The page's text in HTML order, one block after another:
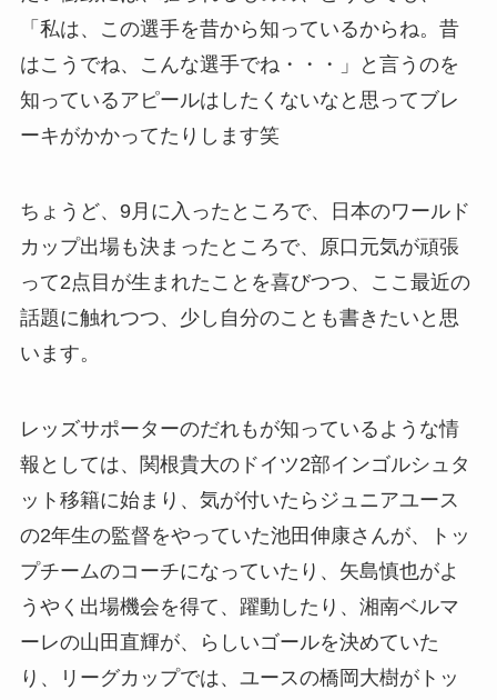
「私は、この選手を昔から知っているからね。昔
はこうでね、こんな選手でね・・・」と言うのを
知っているアピールはしたくないなと思ってブレ
ーキがかかってたりします笑
ちょうど、9月に入ったところで、日本のワールド
カップ出場も決まったところで、原口元気が頑張
って2点目が生まれたことを喜びつつ、ここ最近の
話題に触れつつ、少し自分のことも書きたいと思
います。
レッズサポーターのだれもが知っているような情
報としては、関根貴大のドイツ2部インゴルシュタ
ット移籍に始まり、気が付いたらジュニアユース
の2年生の監督をやっていた池田伸康さんが、トッ
プチームのコーチになっていたり、矢島慎也がよ
うやく出場機会を得て、躍動したり、湘南ベルマ
ーレの山田直輝が、らしいゴールを決めていた
り、リーグカップでは、ユースの橋岡大樹がトッ